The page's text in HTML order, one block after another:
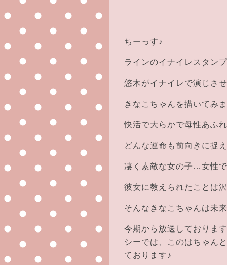
ちーっす♪
ラインのイナイレスタン
悠木がイナイレで演じさ
きなこちゃんを描いてみ
快活で大らかで母性あふ
どんな運命も前向きに捉
凄く素敵な女の子…女性
彼女に教えられたことは
そんなきなこちゃんは未
今期から放送しておりま
シーでは、このはちゃん
ております♪